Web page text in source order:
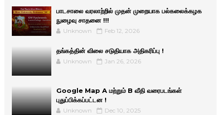
பாடசாலை வரலாற்றில் முதன் முறையாக பல்கலைக்கழக
நுழைவு சாதனை !!!
Unknown Feb 12, 2026
தங்கத்தின் விலை சடுதியாக அதிகரிப்பு !
Unknown Jan 26, 2026
Google Map A மற்றும் B வீதி வரைபடங்கள்
புதுப்பிக்கப்பட்டன !
Unknown Dec 10, 2025